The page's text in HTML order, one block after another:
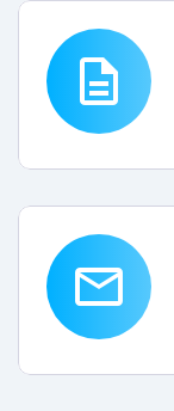
description
email